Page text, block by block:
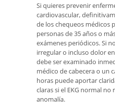
Si quieres prevenir
cardiovascular,
de los chequeos médicos
personas de 35 años o
exámenes periódicos. Si
irregular o incluso dolor
debe ser examinado
médico de cabecera o un
horas puede aportar
claras si el EKG normal
anomalía.